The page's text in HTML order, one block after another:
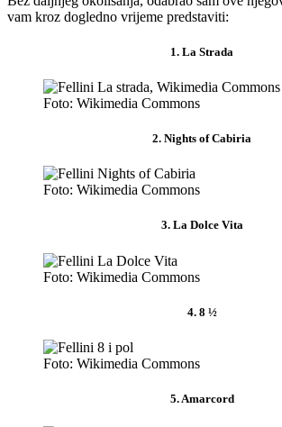
vam kroz dogledno vrijeme predstaviti:
1. La Strada
Foto: Wikimedia Commons
2. Nights of Cabiria
Foto: Wikimedia Commons
3. La Dolce Vita
Foto: Wikimedia Commons
4. 8 ½
Foto: Wikimedia Commons
5. Amarcord